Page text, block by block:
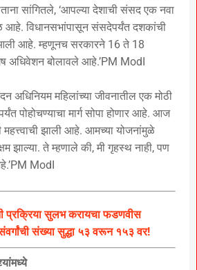
सांगितले, ‘आपल्या देशाची संसद एक नवा
आहे. विधानसभांपासून संसदेपर्यंत दशकांची
आली आहे. म्हणूनच सरकारने 16 ते 18
अधिवेशन बोलावले आहे.’PM ModI
अधिनियम महिलांच्या जीवनातील एक मोठी
पोहोचण्याचा मार्ग सोपा होणार आहे. आज
झाली आहे. आमच्या योजनांमुळे
झाल्या. ते म्हणाले की, मी गृहस्थ नाही, पण
ModI
प्रक्रिया सुलभ करायचा फडणवीस
संख्या सुद्धा ५३ वरून १५३ वर!